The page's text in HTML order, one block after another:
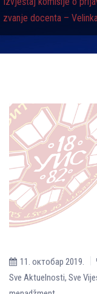
zvanje docenta –
11. октобар 2019.
Sve Aktuelnosti, Sve